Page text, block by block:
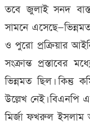
তবে জুলাই সনদ
সামনে
ও পুরো প্রক্রিয়ার
সংক্রান্ত প্রস্তাবের
ভিন্নমত ছিল। কিন্তু
উল্লেখ নেই। বিএনপি
মির্জা ফখরুল